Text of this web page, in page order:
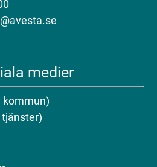
medier
kommun)
tjänster)